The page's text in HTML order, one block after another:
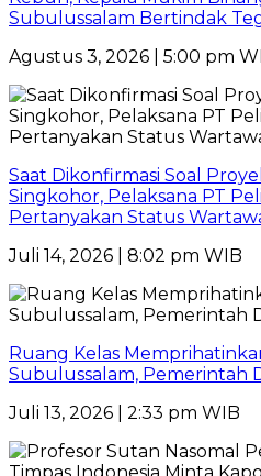
Subulussalam Bertindak
Agustus 3, 2026 | 5:00 pm
Saat Dikonfirmasi Soal
Singkohor, Pelaksana PT
Pertanyakan Status
Juli 14, 2026 | 8:02 pm WIB
Ruang Kelas
Subulussalam, Pemerintah
Juli 13, 2026 | 2:33 pm WIB